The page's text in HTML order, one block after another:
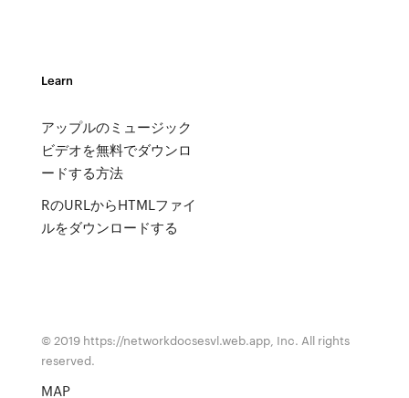
Learn
アップルのミュージック
ビデオを無料でダウンロ
ードする方法
RのURLからHTMLファイ
ルをダウンロードする
© 2019 https://networkdocsesvl.web.app, Inc. All rights
reserved.
MAP